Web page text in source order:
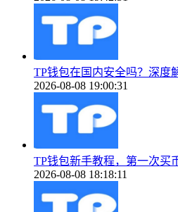
TP钱包在国内安全吗？深度
2026-08-08 19:00:31
TP钱包新手教程，第一次买
2026-08-08 18:18:11